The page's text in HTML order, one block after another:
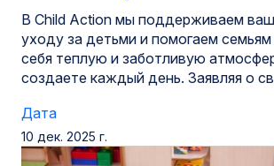
В Child Action мы поддерживаем
уходу за детьми и помогаем
себя теплую и заботливую
создаете каждый день. Заявляя о
Дата
10 дек. 2025 г.